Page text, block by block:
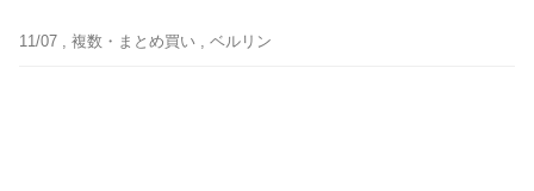
11/07 , 複数・まとめ買い , ベルリン